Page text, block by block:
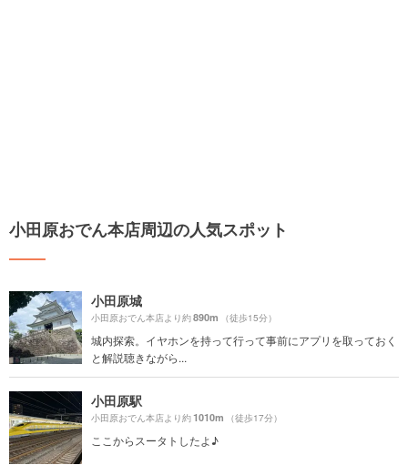
小田原おでん本店周辺の人気スポット
小田原城
小田原おでん本店より約890m （徒歩15分）
城内探索。イヤホンを持って行って事前にアプリを取っておく
と解説聴きながら...
小田原駅
小田原おでん本店より約1010m （徒歩17分）
ここからスータトしたよ♪